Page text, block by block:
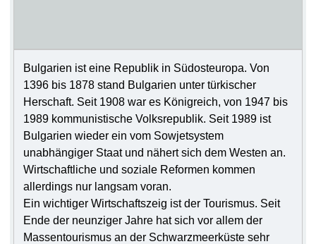
Bulgarien ist eine Republik in Südosteuropa. Von
1396 bis 1878 stand Bulgarien unter türkischer
Herschaft. Seit 1908 war es Königreich, von 1947 bis
1989 kommunistische Volksrepublik. Seit 1989 ist
Bulgarien wieder ein vom Sowjetsystem
unabhängiger Staat und nähert sich dem Westen an.
Wirtschaftliche und soziale Reformen kommen
allerdings nur langsam voran.
Ein wichtiger Wirtschaftszeig ist der Tourismus. Seit
Ende der neunziger Jahre hat sich vor allem der
Massentourismus an der Schwarzmeerküste sehr